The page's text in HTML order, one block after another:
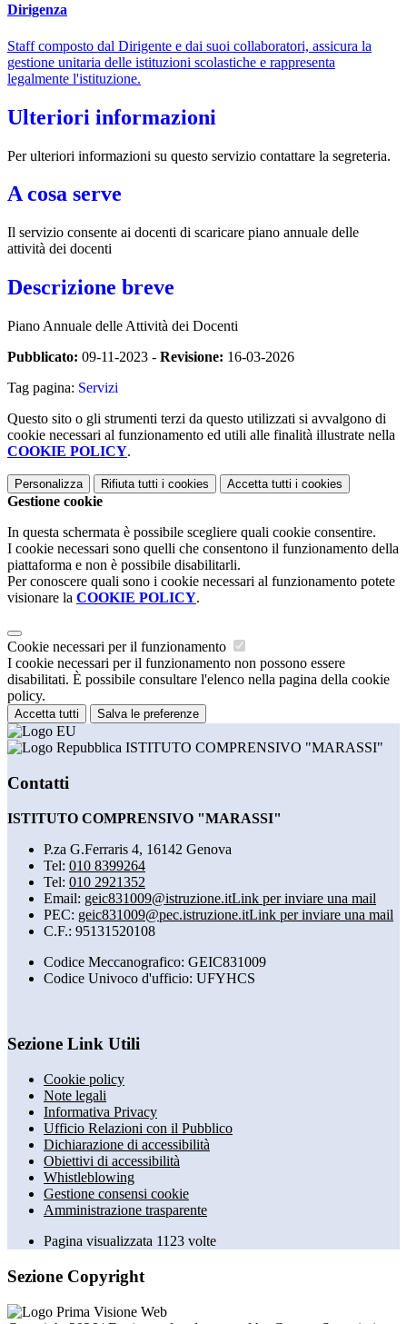
Dirigenza
Staff composto dal Dirigente e dai suoi collaboratori, assicura la
gestione unitaria delle istituzioni scolastiche e rappresenta
legalmente l'istituzione.
Ulteriori informazioni
Per ulteriori informazioni su questo servizio contattare la segreteria.
A cosa serve
Il servizio consente ai docenti di scaricare piano annuale delle
attività dei docenti
Descrizione breve
Piano Annuale delle Attività dei Docenti
Pubblicato: 09-11-2023 - Revisione: 16-03-2026
Tag pagina: Servizi
Questo sito o gli strumenti terzi da questo utilizzati si avvalgono di
cookie necessari al funzionamento ed utili alle finalità illustrate nella
COOKIE POLICY.
Personalizza Rifiuta tutti i cookies Accetta tutti i cookies
Gestione cookie
In questa schermata è possibile scegliere quali cookie consentire.
I cookie necessari sono quelli che consentono il funzionamento della
piattaforma e non è possibile disabilitarli.
Per conoscere quali sono i cookie necessari al funzionamento potete
visionare la COOKIE POLICY.
Cookie necessari per il funzionamento
I cookie necessari per il funzionamento non possono essere
disabilitati. È possibile consultare l'elenco nella pagina della cookie
policy.
Accetta tutti Salva le preferenze
ISTITUTO COMPRENSIVO "MARASSI"
Contatti
ISTITUTO COMPRENSIVO "MARASSI"
P.za G.Ferraris 4, 16142 Genova
Tel: 010 8399264
Tel: 010 2921352
Email: geic831009@istruzione.itLink per inviare una mail
PEC: geic831009@pec.istruzione.itLink per inviare una mail
C.F.: 95131520108
Codice Meccanografico: GEIC831009
Codice Univoco d'ufficio: UFYHCS
Sezione Link Utili
Cookie policy
Note legali
Informativa Privacy
Ufficio Relazioni con il Pubblico
Dichiarazione di accessibilità
Obiettivi di accessibilità
Whistleblowing
Gestione consensi cookie
Amministrazione trasparente
Pagina visualizzata 1123 volte
Sezione Copyright